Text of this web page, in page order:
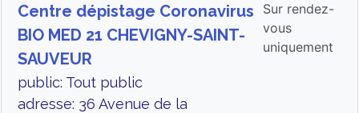
Centre dépistage Coronavirus
BIO MED 21 CHEVIGNY-SAINT-
SAUVEUR
public: Tout public
adresse: 36 Avenue de la
Sur rendez-
vous
uniquement